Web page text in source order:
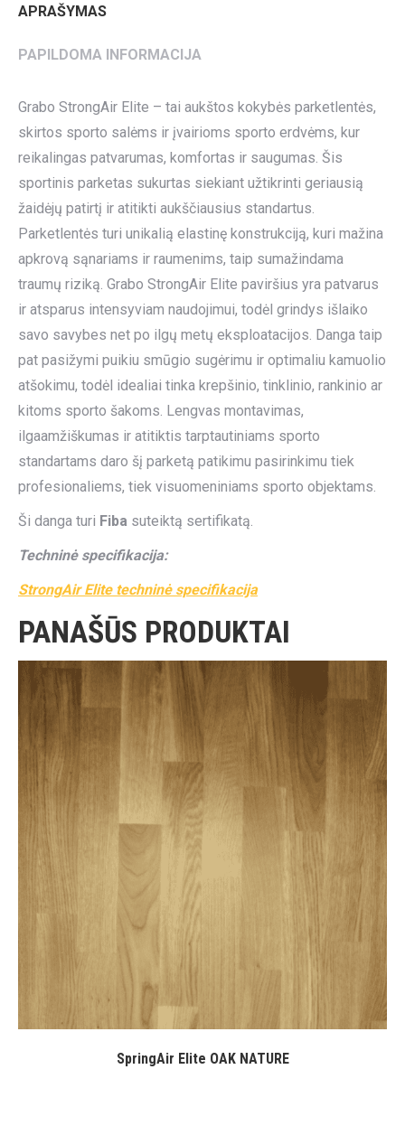
APRAŠYMAS
PAPILDOMA INFORMACIJA
Grabo StrongAir Elite – tai aukštos kokybės parketlentės,
skirtos sporto salėms ir įvairioms sporto erdvėms, kur
reikalingas patvarumas, komfortas ir saugumas. Šis
sportinis parketas sukurtas siekiant užtikrinti geriausią
žaidėjų patirtį ir atitikti aukščiausius standartus.
Parketlentės turi unikalią elastinę konstrukciją, kuri mažina
apkrovą sąnariams ir raumenims, taip sumažindama
traumų riziką. Grabo StrongAir Elite paviršius yra patvarus
ir atsparus intensyviam naudojimui, todėl grindys išlaiko
savo savybes net po ilgų metų eksploatacijos. Danga taip
pat pasižymi puikiu smūgio sugėrimu ir optimaliu kamuolio
atšokimu, todėl idealiai tinka krepšinio, tinklinio, rankinio ar
kitoms sporto šakoms. Lengvas montavimas,
ilgaamžiškumas ir atitiktis tarptautiniams sporto
standartams daro šį parketą patikimu pasirinkimu tiek
profesionaliems, tiek visuomeniniams sporto objektams.
Ši danga turi Fiba suteiktą sertifikatą.
Techninė specifikacija:
StrongAir Elite techninė specifikacija
PANAŠŪS PRODUKTAI
SpringAir Elite OAK NATURE